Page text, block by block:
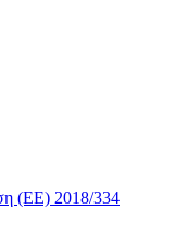
(ΕΕ) 2018/334